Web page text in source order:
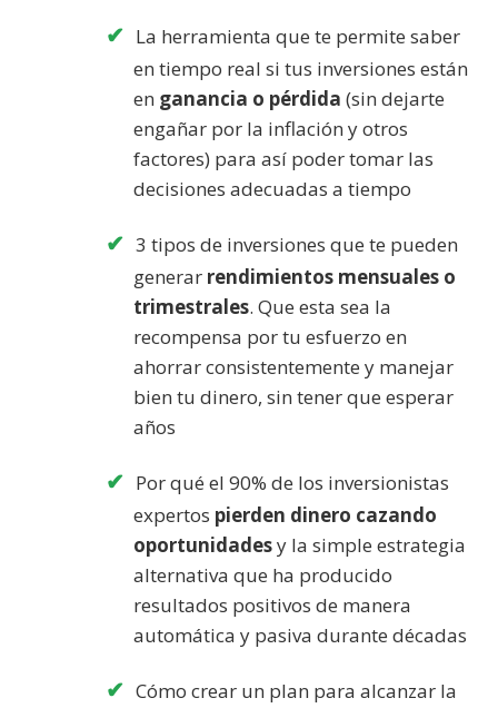
La herramienta que te permite saber
en tiempo real si tus inversiones están
en ganancia o pérdida (sin dejarte
engañar por la inflación y otros
factores) para así poder tomar las
decisiones adecuadas a tiempo
3 tipos de inversiones que te pueden
generar rendimientos mensuales o
trimestrales. Que esta sea la
recompensa por tu esfuerzo en
ahorrar consistentemente y manejar
bien tu dinero, sin tener que esperar
años
Por qué el 90% de los inversionistas
expertos pierden dinero cazando
oportunidadesy la simple estrategia
alternativa que ha producido
resultados positivos de manera
automática y pasiva durante décadas
Cómo crear un plan para alcanzar la